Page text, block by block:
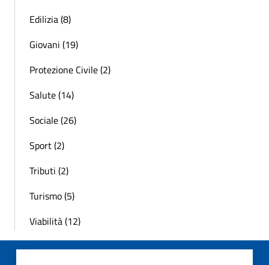
Edilizia (8)
Giovani (19)
Protezione Civile (2)
Salute (14)
Sociale (26)
Sport (2)
Tributi (2)
Turismo (5)
Viabilità (12)